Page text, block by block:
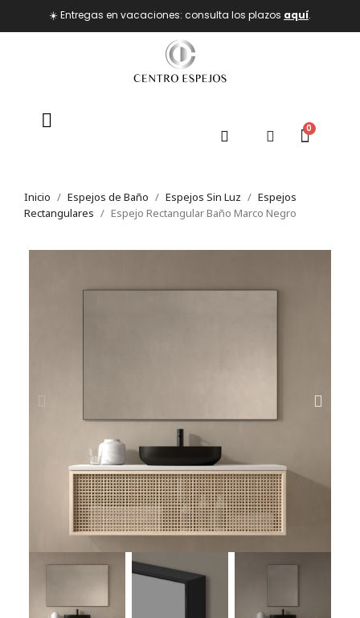
☀️ Entregas en vacaciones: consulta los plazos aquí.
Inicio Espejos de Baño Espejos Sin Luz
Espejos
Rectangulares
Espejo Rectangular Baño Marco Negro